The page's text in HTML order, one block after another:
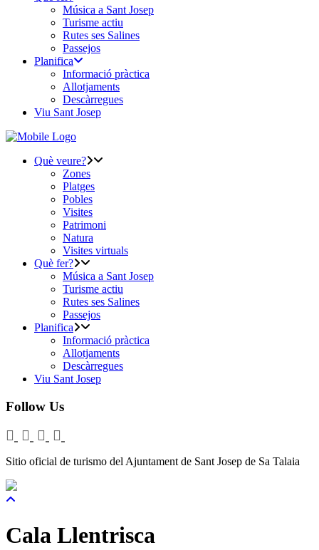
Música a Sant Josep
Turisme actiu
Rutes ses Salines
Passejos
Planifica
Informació pràctica
Allotjaments
Descàrregues
Viu Sant Josep
Què veure?
Zones
Platges
Pobles
Visites
Patrimoni
Natura
Visites virtuals
Què fer?
Música a Sant Josep
Turisme actiu
Rutes ses Salines
Passejos
Planifica
Informació pràctica
Allotjaments
Descàrregues
Viu Sant Josep
Follow Us
Sitio oficial de turismo del Ajuntament de Sant Josep de Sa Talaia
Cala Llentrisca